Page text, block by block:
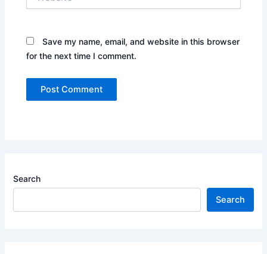
Save my name, email, and website in this browser
for the next time I comment.
Search
Search